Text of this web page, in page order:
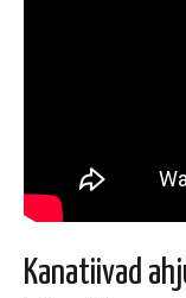
Kanatiivad